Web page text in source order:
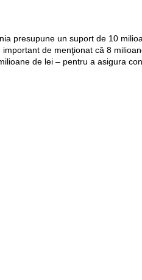
presupune un suport de 10
de menţionat că 8
de lei – pentru a asigura